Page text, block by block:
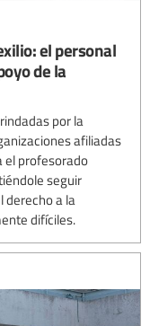
el personal
de la
por la
afiliadas
el profesorado
seguir
derecho a la
difíciles.